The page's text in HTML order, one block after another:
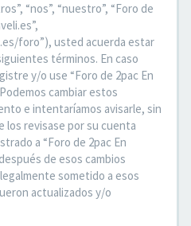
“nos”, “nuestro”, “Foro de
foro”), usted acuerda estar
términos. En caso
y/o use “Foro de 2pac En
cambiar estos
e intentaríamos avisarle, sin
los revisase por su cuenta
a “Foro de 2pac En
de esos cambios
sometido a esos
actualizados y/o